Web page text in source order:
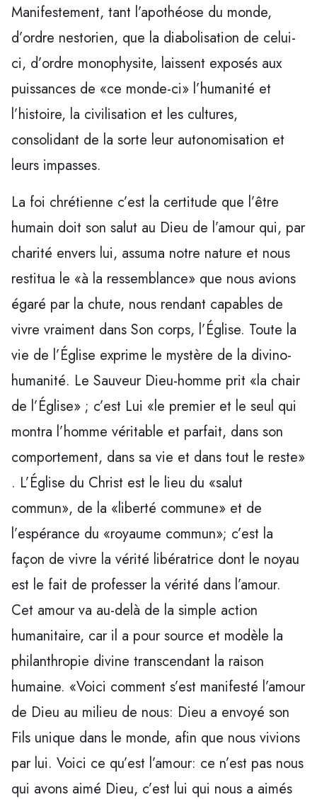
Manifestement, tant l’apothéose du monde,
d’ordre nestorien, que la diabolisation de celui-
ci, d’ordre monophysite, laissent exposés aux
puissances de «ce monde-ci» l’humanité et
l’histoire, la civilisation et les cultures,
consolidant de la sorte leur autonomisation et
leurs impasses.
La foi chrétienne c’est la certitude que l’être
humain doit son salut au Dieu de l’amour qui, par
charité envers lui, assuma notre nature et nous
restitua le «à la ressemblance» que nous avions
égaré par la chute, nous rendant capables de
vivre vraiment dans Son corps, l’Église. Toute la
vie de l’Église exprime le mystère de la divino-
humanité. Le Sauveur Dieu-homme prit «la chair
de l’Église» ; c’est Lui «le premier et le seul qui
montra l’homme véritable et parfait, dans son
comportement, dans sa vie et dans tout le reste»
. L’Église du Christ est le lieu du «salut
commun», de la «liberté commune» et de
l’espérance du «royaume commun»; c’est la
façon de vivre la vérité libératrice dont le noyau
est le fait de professer la vérité dans l’amour.
Cet amour va au-delà de la simple action
humanitaire, car il a pour source et modèle la
philanthropie divine transcendant la raison
humaine. «Voici comment s’est manifesté l’amour
de Dieu au milieu de nous: Dieu a envoyé son
Fils unique dans le monde, afin que nous vivions
par lui. Voici ce qu’est l’amour: ce n’est pas nous
qui avons aimé Dieu, c’est lui qui nous a aimés